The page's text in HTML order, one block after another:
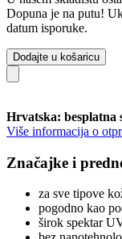
Dopuna je na putu!
datum isporuke.
Dodajte u košaricu
Hrvatska: besplatna
Više informacija o
Značajke i
za sve tipove
pogodno kao
širok spektar